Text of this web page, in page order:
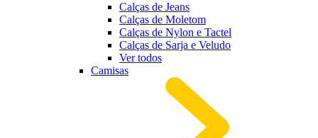
Calças de Jeans
Calças de Moletom
Calças de Nylon e Tactel
Calças de Sarja e Veludo
Ver todos
Camisas